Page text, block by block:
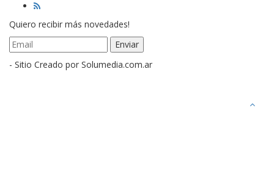
Quiero recibir más novedades!
- Sitio Creado por Solumedia.com.ar